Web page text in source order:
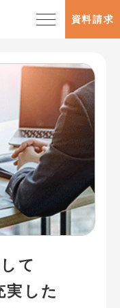
資料請求
て
実した